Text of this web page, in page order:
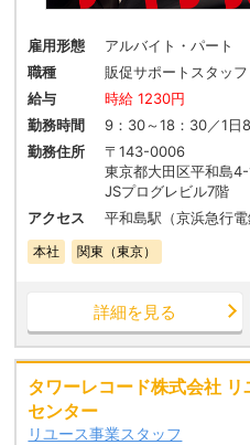
雇用形態
アルバイト・パート
職種
販促サポートスタッフ
給与
時給 1230円
勤務時間
9：30～18：30／1日
勤務住所
〒143-0006
東京都大田区平和島
JSプログレビル7階
アクセス
平和島駅（京浜急行
本社 関東（東京）
詳細を見る
タワーレコード株式会社
センター
リユース事業スタッフ